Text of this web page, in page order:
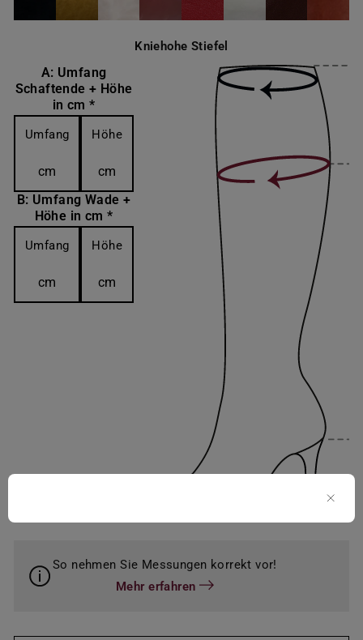
Kniehohe Stiefel
A: Umfang
Schaftende + Höhe
in cm *
Umfang
cm
Höhe
cm
B: Umfang Wade +
Höhe in cm *
Umfang
cm
Höhe
cm
So nehmen Sie Messungen korrekt vor!
Mehr erfahren